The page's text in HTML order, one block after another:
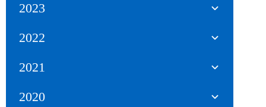
2023
2022
2021
2020